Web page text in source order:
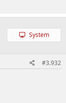
System
#3.932